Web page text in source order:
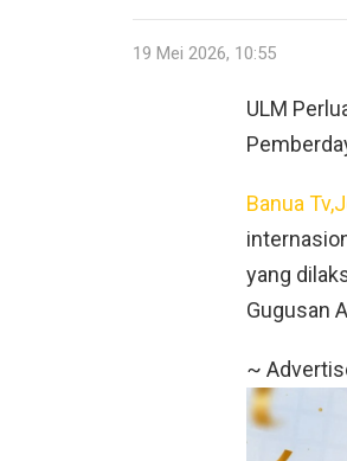
19 Mei 2026, 10:55
ULM
Banua
yang
Gugusan
~